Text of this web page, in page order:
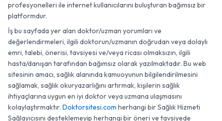
profesyonelleri ile internet kullanıcılarını buluşturan bağımsız bir
platformdur.
İş bu sayfada yer alan doktor/uzman yorumları ve
değerlendirmeleri, ilgili doktorun/uzmanın doğrudan veya dolaylı
emri, talebi, önerisi, tavsiyesi ve/veya ricası olmaksızın, ilgili
hasta/danışan tarafından bağımsız olarak yazılmaktadır. Bu web
sitesinin amacı, sağlık alanında kamuoyunun bilgilendirilmesini
sağlamak, sağlık okuryazarlığını artırmak, kişilerin sağlık
ihtiyaçlarına uygun en iyi doktor veya uzmana ulaşmasını
kolaylaştırmaktır. Doktorsitesi.com herhangi bir Sağlık Hizmeti
Sağlayıcısını desteklemeyip herhangi bir öneri ve tavsiyede